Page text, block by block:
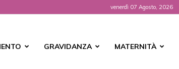
venerdì 07 Agosto, 2026
GRAVIDANZA MATERNITÀ